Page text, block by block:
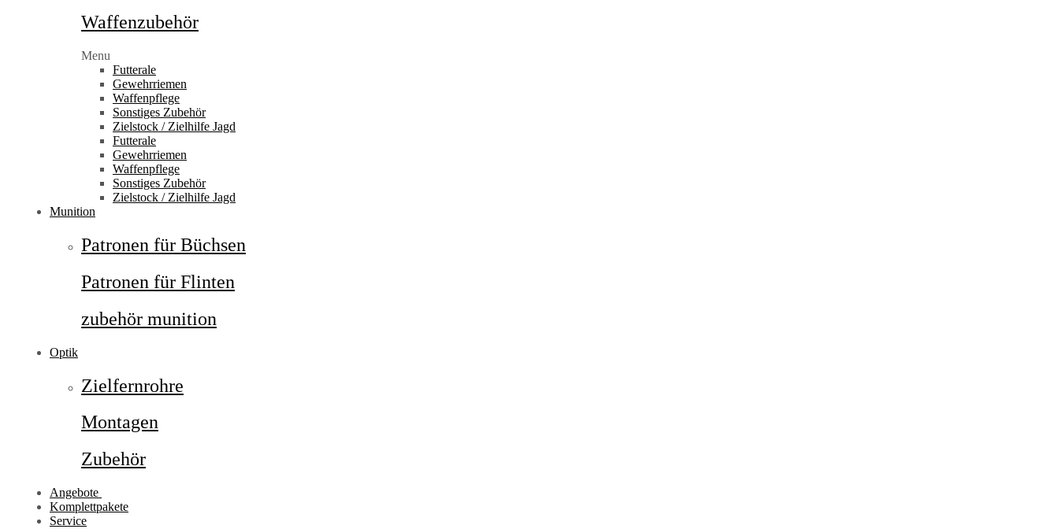
Waffenzubehör
Menu
Futterale
Gewehrriemen
Waffenpflege
Sonstiges Zubehör
Zielstock / Zielhilfe Jagd
Futterale
Gewehrriemen
Waffenpflege
Sonstiges Zubehör
Zielstock / Zielhilfe Jagd
Munition
Patronen für Büchsen
Patronen für Flinten
zubehör munition
Optik
Zielfernrohre
Montagen
Zubehör
Angebote
Komplettpakete
Service